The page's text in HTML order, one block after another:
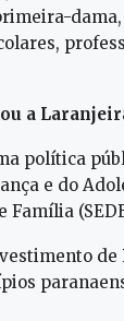
a
política
e do
Família